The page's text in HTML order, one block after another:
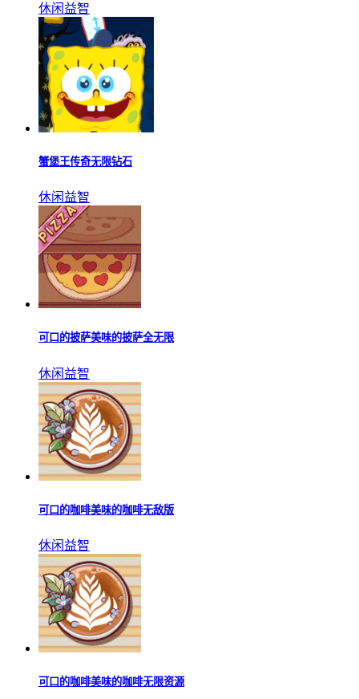
休闲益智
蟹堡王传奇无限钻石
休闲益智
可口的披萨美味的披萨全无限
休闲益智
可口的咖啡美味的咖啡无敌版
休闲益智
可口的咖啡美味的咖啡无限资源